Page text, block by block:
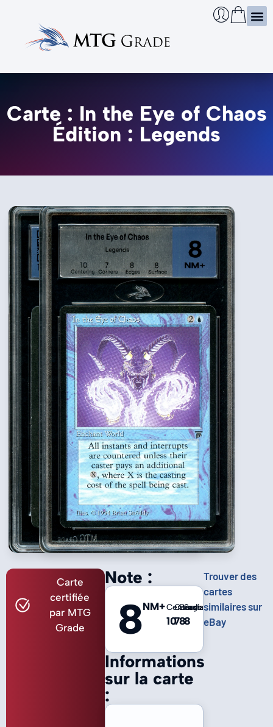
Carte : In the Eye of Chaos
Édition : Legends
Carte
certifiée
par MTG
Grade
Informations
sur la carte
:
Note :
8NM+Centrage
10
Coins
7
Bords
8
Surface
8
Trouver des
cartes
similaires sur
eBay